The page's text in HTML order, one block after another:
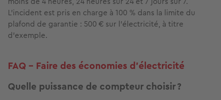
L’incident est pris en charge à 100 % dans la limite du
plafond de garantie : 500 € sur l’électricité, à titre
d’exemple.
FAQ - Faire des économies d’électricité
Quelle puissance de compteur choisir ?